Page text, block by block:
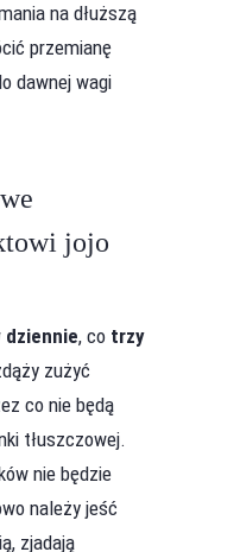
na dłuższą
przemianę
dawnej wagi
jojo
dziennie, co trzy
zużyć
co nie będą
tłuszczowej.
nie będzie
należy jeść
zjadają